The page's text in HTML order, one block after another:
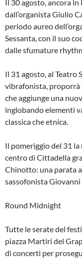
Il 30 agosto, ancora
dall’organista Giulio
periodo aureo
Sessanta, con il suo
dalle sfumature
Il 31 agosto, al Teatro
vibrafonista, proporrà
che aggiunge una
inglobando elementi
classica che etnica.
Il pomeriggio del 31
centro di Cittadella
Chinotto: una parata
sassofonista Giovanni
Round Midnight
Tutte le serate del
piazza Martiri del
di concerti per